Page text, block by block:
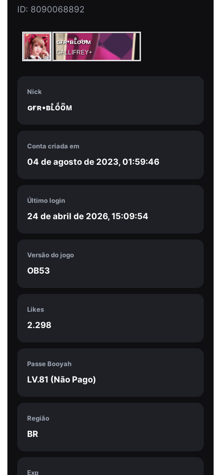
ID: 8090068892
ɢғʀ•ʙʟͣᴏͩᴏͫᴍ
GALLIFREY+
54
Nick
ɢғʀ•ʙʟͣᴏͩᴏͫᴍ
Conta criada em
04 de agosto de 2023, 01:59:46
Último login
24 de abril de 2026, 15:09:54
Versão do jogo
OB53
Likes
2.298
Passe Booyah
LV.81 (Não Pago)
Região
BR
Exp